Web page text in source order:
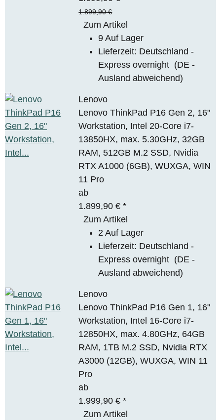
1.899,90 €
Zum Artikel
9 Auf Lager
Lieferzeit: Deutschland -
Express overnight (DE -
Ausland abweichend)
Lenovo
Lenovo ThinkPad P16 Gen 2, 16"
Workstation, Intel 20-Core i7-
13850HX, max. 5.30GHz, 32GB
RAM, 512GB M.2 SSD, Nvidia
RTX A1000 (6GB), WUXGA, WIN
11 Pro
ab
1.899,90 €*
Zum Artikel
2 Auf Lager
Lieferzeit: Deutschland -
Express overnight (DE -
Ausland abweichend)
Lenovo
Lenovo ThinkPad P16 Gen 1, 16"
Workstation, Intel 16-Core i7-
12850HX, max. 4.80GHz, 64GB
RAM, 1TB M.2 SSD, Nvidia RTX
A3000 (12GB), WUXGA, WIN 11
Pro
ab
1.999,90 €*
Zum Artikel